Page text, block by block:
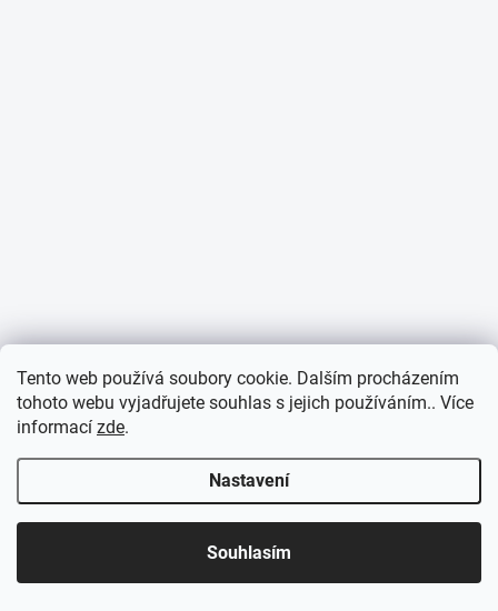
Tento web používá soubory cookie. Dalším procházením
tohoto webu vyjadřujete souhlas s jejich používáním.. Více
informací zde.
Nastavení
Souhlasím